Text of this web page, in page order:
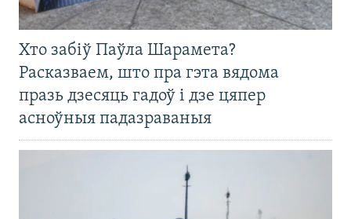
Хто забіў Паўла Шарамета?
Расказваем, што пра гэта вядома
празь дзесяць гадоў і дзе цяпер
асноўныя падазраваныя